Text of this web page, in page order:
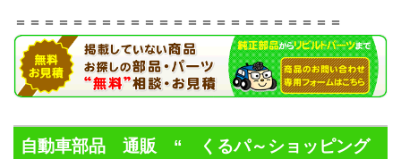
＝＝＝＝＝＝＝＝＝＝＝＝＝＝＝＝＝＝＝＝＝＝＝
自動車部品 通販 “ くるパ～ショッピング